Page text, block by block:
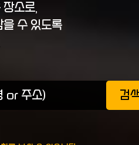
소로,
을 수 있도록
검